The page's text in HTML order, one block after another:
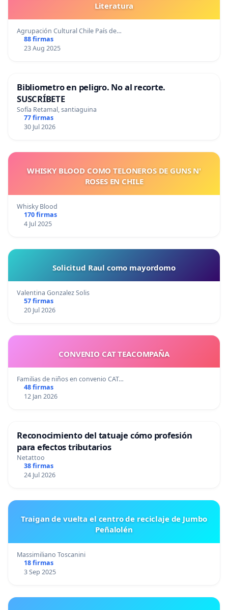
Literatura
Agrupación Cultural Chile País de…
88 firmas
23 Aug 2025
Bibliometro en peligro. No al recorte.
SUSCRÍBETE
Sofía Retamal, santiaguina
77 firmas
30 Jul 2026
WHISKY BLOOD COMO TELONEROS DE GUNS N'
ROSES EN CHILE
Whisky Blood
170 firmas
4 Jul 2025
Solicitud Raul como mayordomo
Valentina Gonzalez Solis
57 firmas
20 Jul 2026
CONVENIO CAT TEACOMPAÑA
Familias de niños en convenio CAT…
48 firmas
12 Jan 2026
Reconocimiento del tatuaje cómo profesión
para efectos tributarios
Netattoo
38 firmas
24 Jul 2026
Traigan de vuelta el centro de reciclaje de Jumbo
Peñalolén
Massimiliano Toscanini
18 firmas
3 Sep 2025